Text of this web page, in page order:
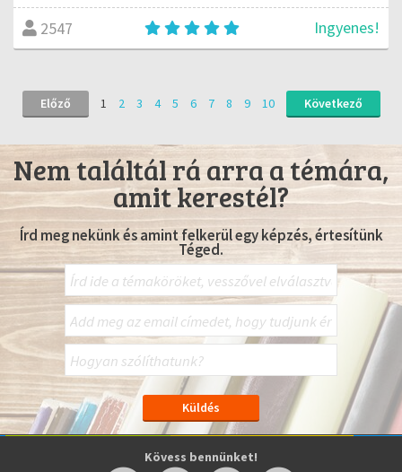
2547 Ingyenes!
Előző 1 2 3 4 5 6 7 8 9 10 Következő
Nem találtál rá arra a témára,
amit kerestél?
Írd meg nekünk és amint felkerül egy képzés, értesítünk
Téged.
Kövess bennünket!